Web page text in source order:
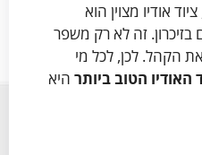
ציוד אודיו מצוין הוא
זה לא רק משפר
הקהל. לכן, לכל מי
האודיו הטוב ביותר היא